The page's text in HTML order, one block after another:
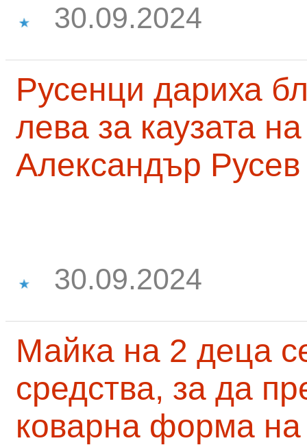
30.09.2024
Русенци дариха
лева за каузата
Александър Русев
30.09.2024
Майка на 2 деца
средства, за да
коварна форма на